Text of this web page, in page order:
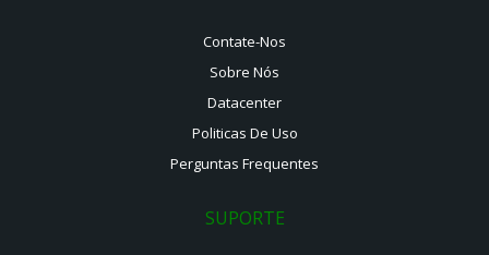
Contate-Nos
Sobre Nós
Datacenter
Politicas De Uso
Perguntas Frequentes
SUPORTE